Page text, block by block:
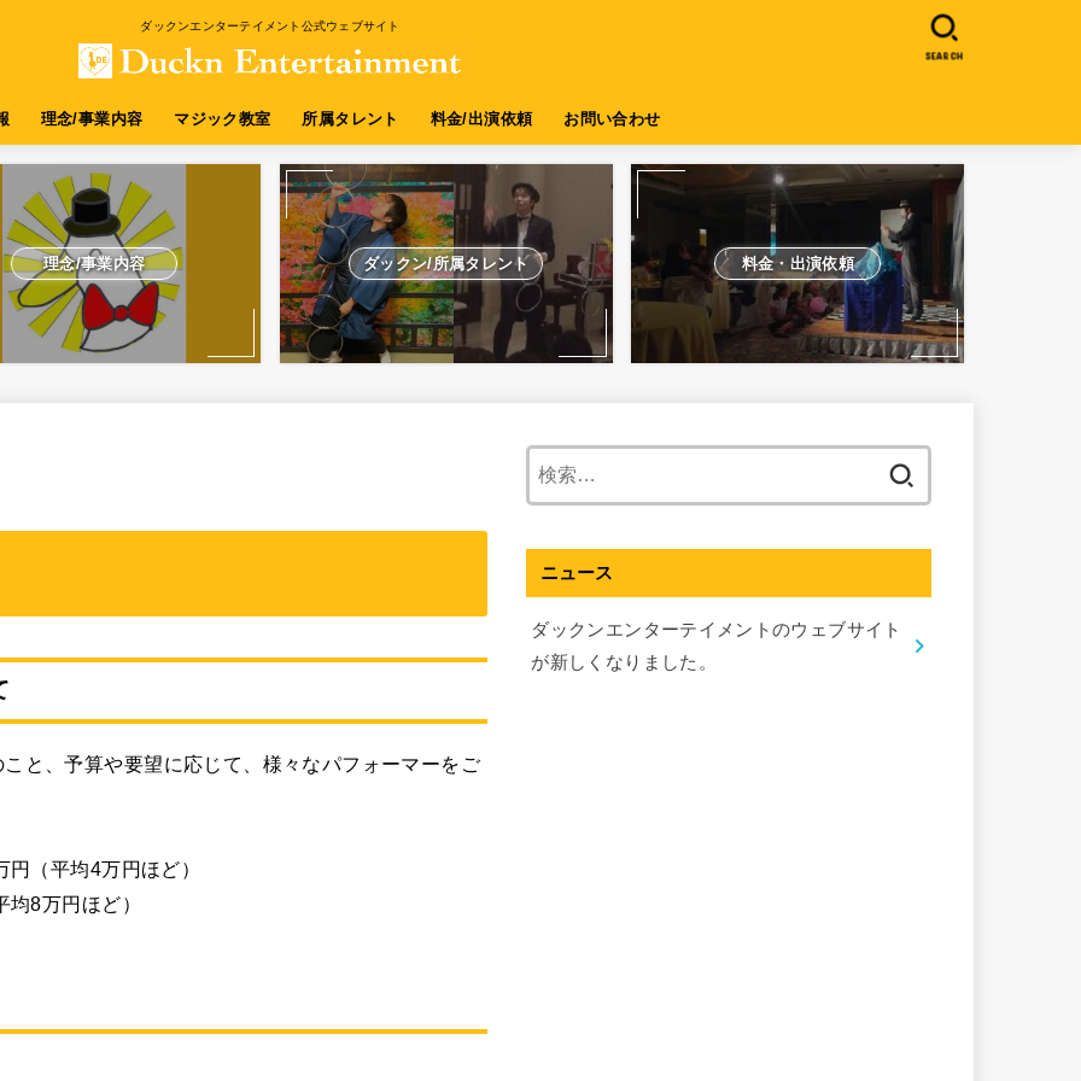
ダックンエンターテイメント公式ウェブサイト
理念/事業内容 マジック教室 所属タレント 料金/出演依頼 お問い合わせ
SEARCH
理念/事業内容 ダックン/所属タレント 料金・出演依頼
と、予算や要望に応じて、様々なパフォーマーをご
（平均4万円ほど）
8万円ほど）
ニュース
ダックンエンターテイメントのウェブサイト
が新しくなりました。